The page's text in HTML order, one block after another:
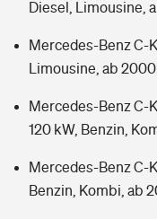
Diesel, Limousine,
Mercedes-Benz C-
Limousine, ab 2000
Mercedes-Benz C-
120 kW, Benzin,
Mercedes-Benz C-
Benzin, Kombi, ab